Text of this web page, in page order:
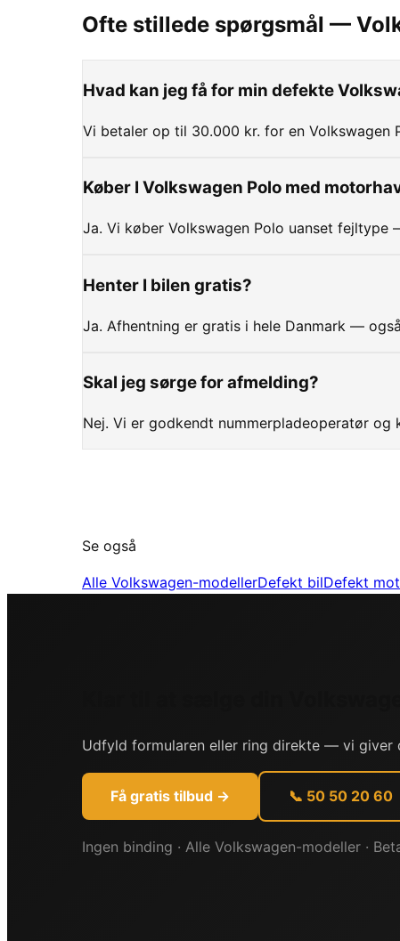
Ofte stillede spørgsmål —
Hvad kan jeg få for min defekte
Vi betaler op til 30.000 kr. for en
Køber I Volkswagen Polo med
Ja. Vi køber Volkswagen Polo uanset
Henter I bilen gratis?
Ja. Afhentning er gratis i hele Danmark —
Skal jeg sørge for afmelding?
Nej. Vi er godkendt nummerpladeoperatør
Se også
Alle Volkswagen-modellerDefekt bilDefekt
Udfyld formularen eller ring direkte — vi giver
Få gratis tilbud → 📞 50 50 20 60
Ingen binding · Alle Volkswagen-modeller ·